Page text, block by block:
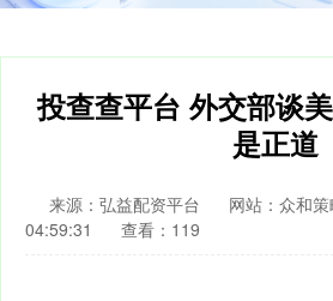
投查查平台 外交部谈
是正道
来源：弘益配资平台 网站：众和策
04:59:31
查看：119